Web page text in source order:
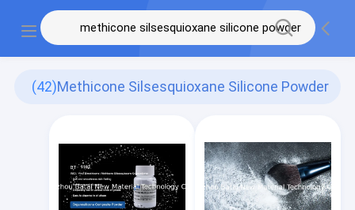
Methicone Silsesquioxane Silicone Powder
(42)